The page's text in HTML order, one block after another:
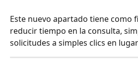
Este nuevo apartado tiene como
reducir tiempo en la consulta,
solicitudes a simples clics en